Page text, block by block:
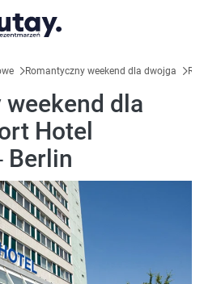
Romantyczny weekend dla dwojga
dla
Hotel
Berlin